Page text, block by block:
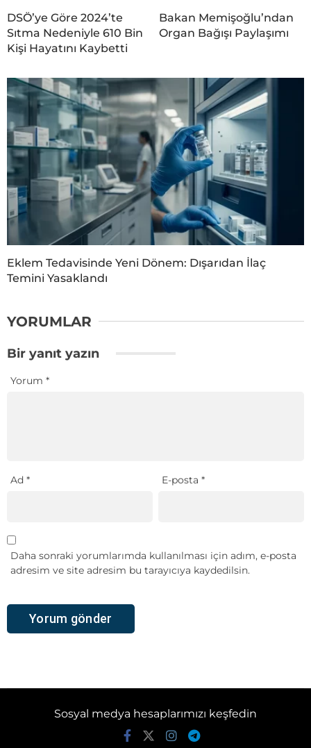
DSÖ’ye Göre 2024’te
Sıtma Nedeniyle 610 Bin
Kişi Hayatını Kaybetti
Bakan Memişoğlu’ndan
Organ Bağışı Paylaşımı
Eklem Tedavisinde Yeni Dönem: Dışarıdan İlaç
Temini Yasaklandı
YORUMLAR
Bir yanıt yazın
Yorum *
Ad * E-posta*
Daha sonraki yorumlarımda kullanılması için adım, e-posta
adresim ve site adresim bu tarayıcıya kaydedilsin.
Sosyal medya hesaplarımızı keşfedin